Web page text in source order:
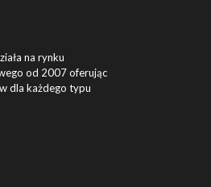
na rynku
od 2007 oferując
dla każdego typu